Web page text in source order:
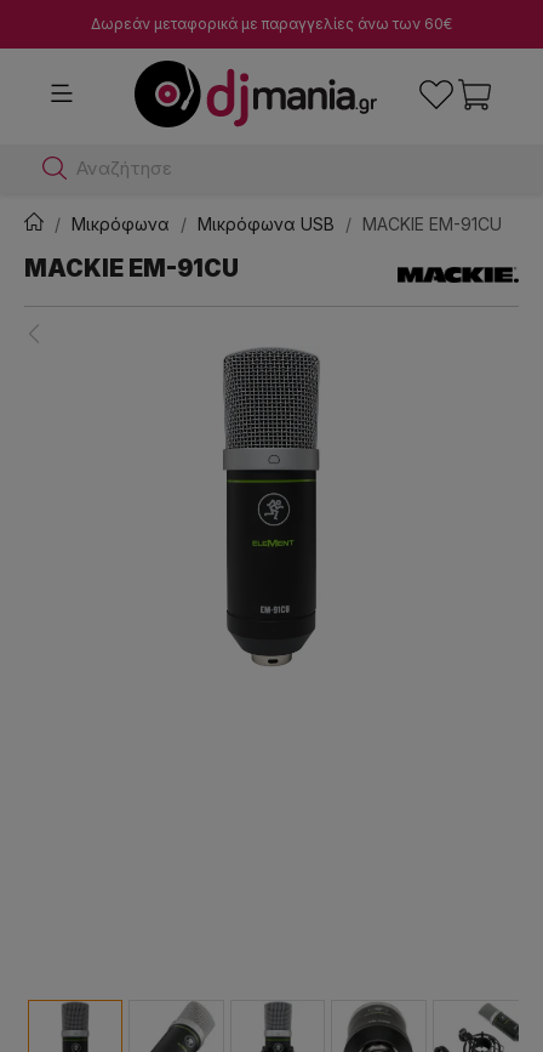
Δωρεάν μεταφορικά με παραγγελίες άνω των 60€
Αναζήτησε dj μίκτ
Μικρόφωνα Μικρόφωνα USB MACKIE EM-91CU
MACKIE EM-91CU